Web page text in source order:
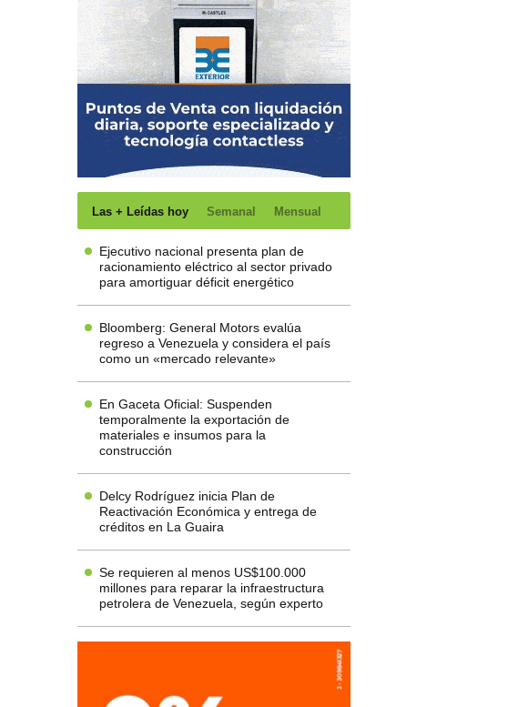
Las + Leídas hoy Semanal Mensual
Ejecutivo nacional presenta plan de
racionamiento eléctrico al sector privado
para amortiguar déficit energético
Bloomberg: General Motors evalúa
regreso a Venezuela y considera el país
como un «mercado relevante»
En Gaceta Oficial: Suspenden
temporalmente la exportación de
materiales e insumos para la
construcción
Delcy Rodríguez inicia Plan de
Reactivación Económica y entrega de
créditos en La Guaira
Se requieren al menos US$100.000
millones para reparar la infraestructura
petrolera de Venezuela, según experto